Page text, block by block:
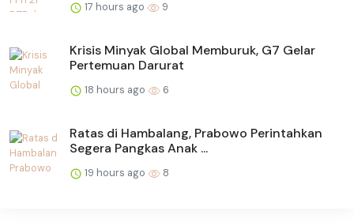
17 hours ago 9
Krisis Minyak Global Memburuk, G7 Gelar
Pertemuan Darurat
18 hours ago 6
Ratas di Hambalang, Prabowo Perintahkan
Segera Pangkas Anak ...
19 hours ago 8